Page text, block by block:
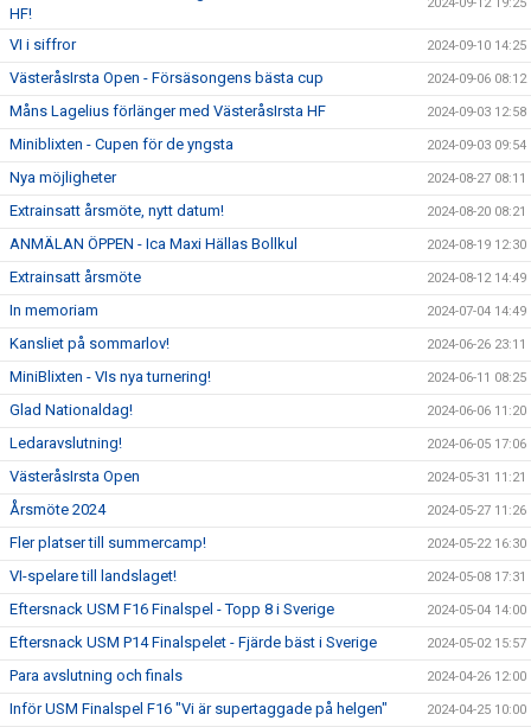
HF!
VI i siffror 2024-09-10 14:25
VästeråsIrsta Open - Försäsongens bästa cup 2024-09-06 08:12
Måns Lagelius förlänger med VästeråsIrsta HF 2024-09-03 12:58
Miniblixten - Cupen för de yngsta 2024-09-03 09:54
Nya möjligheter 2024-08-27 08:11
Extrainsatt årsmöte, nytt datum! 2024-08-20 08:21
ANMÄLAN ÖPPEN - Ica Maxi Hällas Bollkul 2024-08-19 12:30
Extrainsatt årsmöte 2024-08-12 14:49
In memoriam 2024-07-04 14:49
Kansliet på sommarlov! 2024-06-26 23:11
MiniBlixten - VIs nya turnering! 2024-06-11 08:25
Glad Nationaldag! 2024-06-06 11:20
Ledaravslutning! 2024-06-05 17:06
VästeråsIrsta Open 2024-05-31 11:21
Årsmöte 2024 2024-05-27 11:26
Fler platser till summercamp! 2024-05-22 16:30
VI-spelare till landslaget! 2024-05-08 17:31
Eftersnack USM F16 Finalspel - Topp 8 i Sverige 2024-05-04 14:00
Eftersnack USM P14 Finalspelet - Fjärde bäst i Sverige 2024-05-02 15:57
Para avslutning och finals 2024-04-26 12:00
Inför USM Finalspel F16 "Vi är supertaggade på helgen" 2024-04-25 10:00